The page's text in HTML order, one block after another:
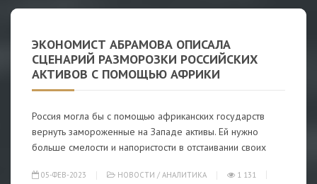
ЭКОНОМИСТ АБРАМОВА ОПИСАЛА
СЦЕНАРИЙ РАЗМОРОЗКИ РОССИЙСКИХ
АКТИВОВ С ПОМОЩЬЮ АФРИКИ
Россия могла бы с помощью африканских государств
вернуть замороженные на Западе активы. Ей нужно
больше смелости и напористости в отстаивании своих
05-ФЕВ-2023 НОВОСТИ / АНАЛИТИКА 1 131